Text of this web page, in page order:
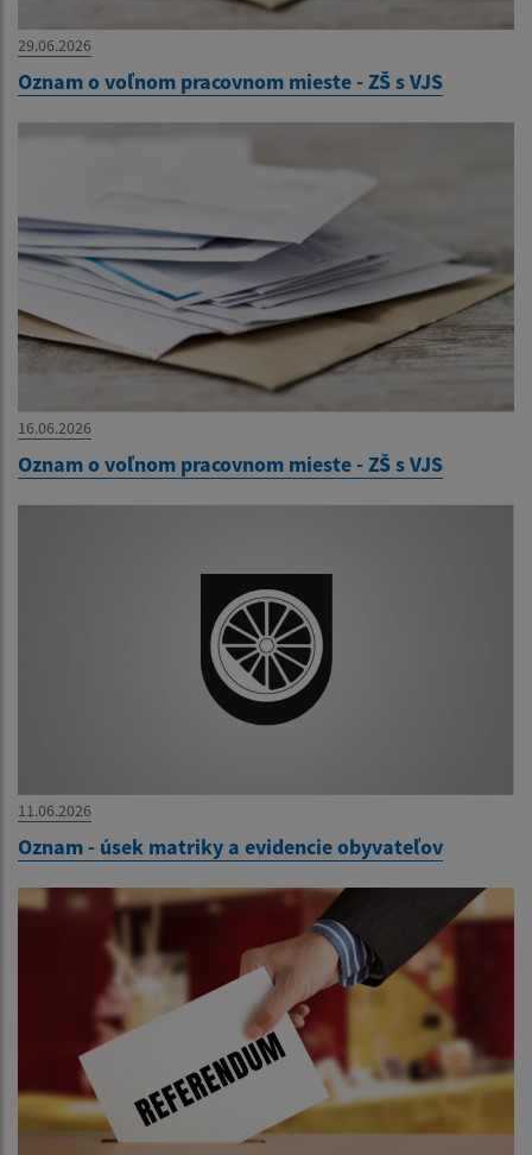
29.06.2026
Oznam o voľnom pracovnom mieste - ZŠ s VJS
16.06.2026
Oznam o voľnom pracovnom mieste - ZŠ s VJS
11.06.2026
Oznam - úsek matriky a evidencie obyvateľov